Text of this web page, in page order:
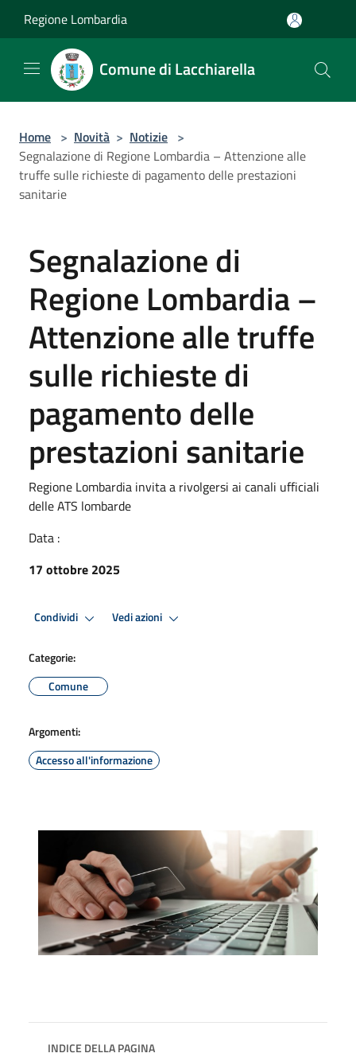
Regione Lombardia
Comune di Lacchiarella
Home > Novità > Notizie >
Segnalazione di Regione Lombardia – Attenzione alle
truffe sulle richieste di pagamento delle prestazioni
sanitarie
Segnalazione di
Regione Lombardia –
Attenzione alle truffe
sulle richieste di
pagamento delle
prestazioni sanitarie
Regione Lombardia invita a rivolgersi ai canali ufficiali
delle ATS lombarde
Data :
17 ottobre 2025
Condividi Vedi azioni
Categorie:
Comune
Argomenti:
Accesso all'informazione
INDICE DELLA PAGINA